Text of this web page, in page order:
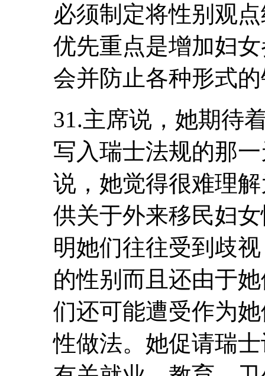
必须制定将性别观
优先重点是增加妇
会并防止各种形式
31.主席说，她期待
写入瑞士法规的那
说，她觉得很难理
供关于外来移民妇
明她们往往受到歧
的性别而且还由于
们还可能遭受作为
性做法。她促请瑞